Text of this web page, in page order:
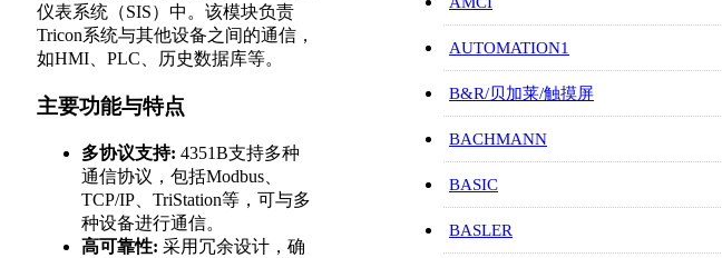
仪表系统（SIS）中。 该模块负责
Tricon系统与其他设备之间的通信，
如HMI、PLC、历史数据库等。
主要功能与特点
多协议支持: 4351B支持多种
通信协议，包括Modbus、
TCP/IP、TriStation等，可与多
种设备进行通信。
高可靠性: 采用冗余设计，确
AUTOMATION1
B&R/贝加莱/触摸屏
BACHMANN
BASIC
BASLER